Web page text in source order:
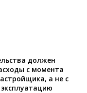
должен
с момента
а не с